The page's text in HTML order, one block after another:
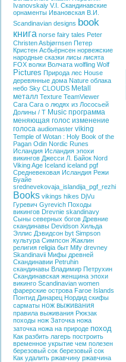
Ivanovskaiy V.I. Скандинавские
орнаменты Ивановская В.И.
Scandinavian designs book
книга norse fairy tales Peter
Christen Asbjørnsen Петер
Кристен Асбьёрнсен норвежские
народные сказки лисы лисята
FOX волки Волчата wolfling Wolf
Pictures Природа лес House
деревянные дома Nature облака
небо Sky CLOUDS Metall
металл Texture TeamViewer
Сага Сага о людях из Лососьей
Долины / T Music программа
меняющая голос изменение
голоса audiomaster viking
Temple of Wotan : Holy Book of the
Pagan Odin Nordic Runes
Исландия Исландия эпохи
викингов Джесси Л. Байок Nord
Viking Age Iceland iceland pgf
Средневековая Исландия Режи
Буайе
srednevekovaja_islandija_pgf_rezhi
Books vikings hikes DjVu
Гуревич Gyrevich Походы
викингов Drevnie skandinavy
Сыны северных богов Древние
скандинавы Devidson Хильда
Эллис Дэвидсон byt Simpson
культура Симпсон Жаклин
религия religia быт Mify drevney
Skandinavii Мифы древней
Скандинавии Petruhin
скандинавы Владимир Петрухин
Скандинавская женщина эпохи
викинго Scandinavian women
фарерские острова Faroe Islands
Понтид Динарец Нордид скифы
сарматы нож выживания
правила выживания Рюкзак
походы нож Заточка ножа
заточка ножа на природе поход
Как разбить лагерь построить
временное укрытие чем полезен
березовый сок березовый сок
Как удалить ржавчину ржавчина